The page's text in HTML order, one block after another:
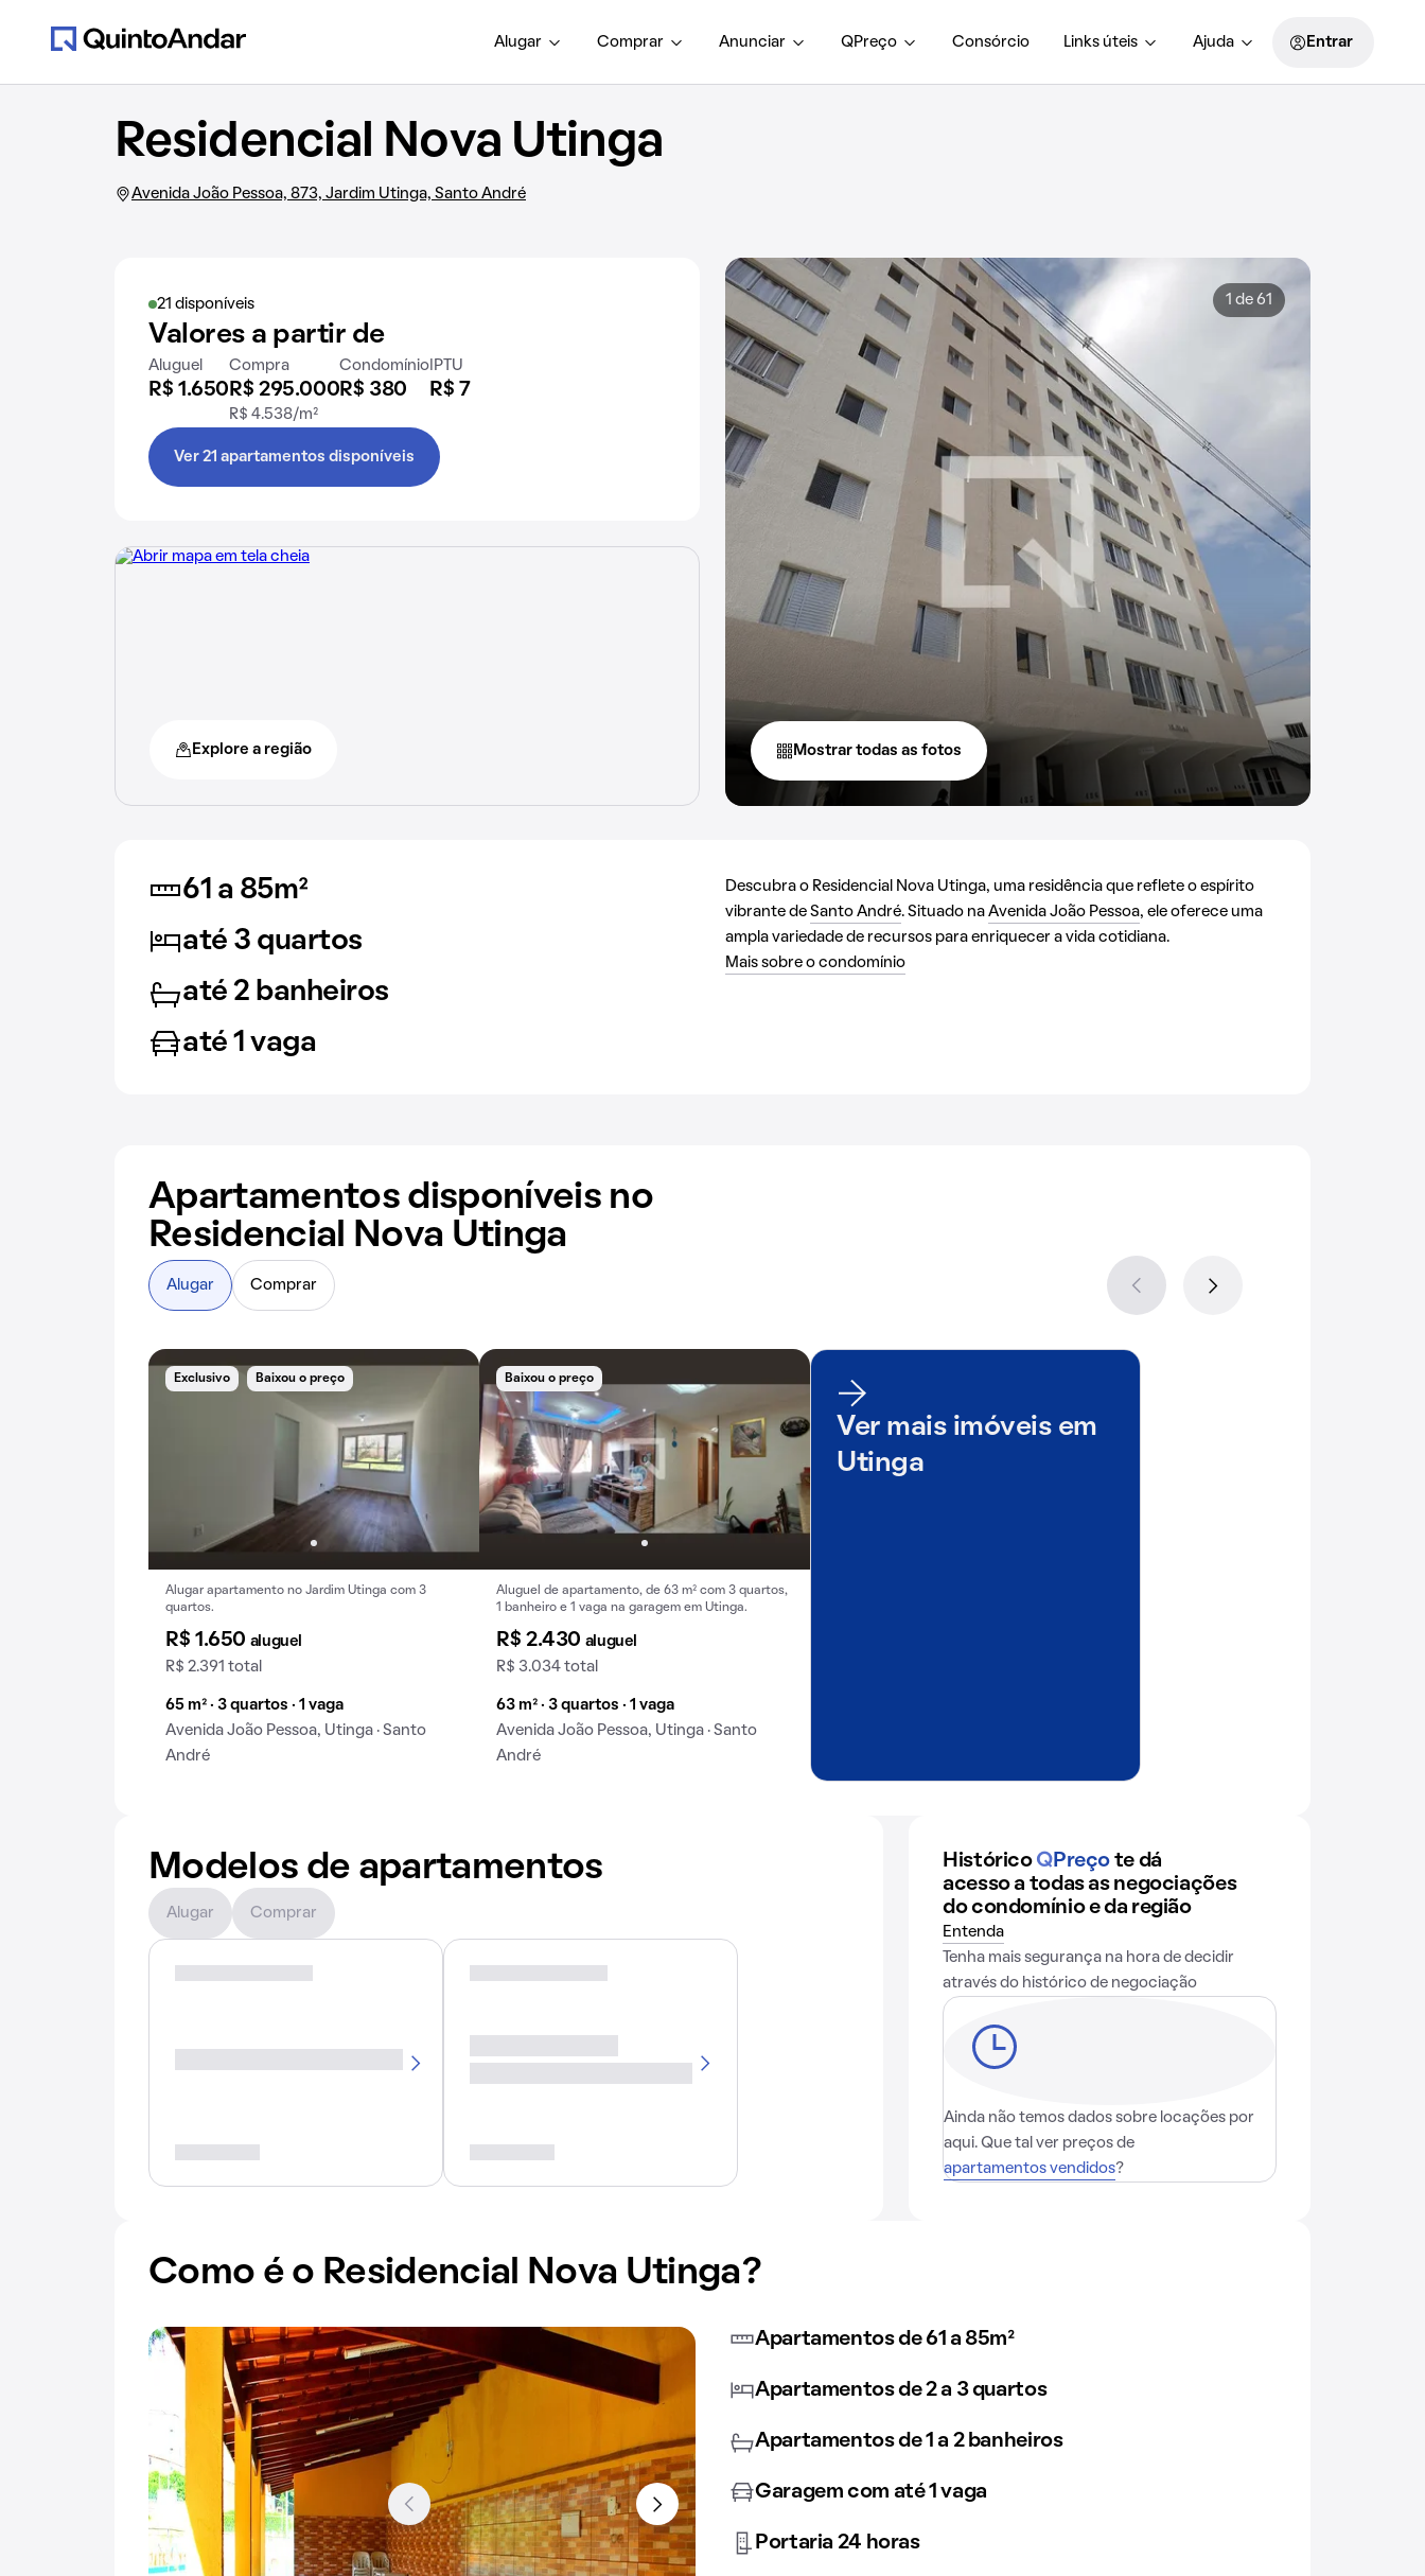
Alugar Comprar Anunciar QPreço Consórcio Links úteis Ajuda Entrar
Residencial Nova Utinga
Avenida João Pessoa, 873, Jardim Utinga, Santo André
21 disponíveis
Valores a partir de
Aluguel
R$ 1.650
Compra
R$ 295.000
R$ 4.538/m²
Condomínio
R$ 380
IPTU
R$ 7
Ver 21 apartamentos disponíveis
Explore a região
1 de 61
Mostrar todas as fotos
61 a 85m²
até 3 quartos
até 2 banheiros
até 1 vaga
Descubra o Residencial Nova Utinga, uma residência que reflete o espírito
vibrante de Santo André. Situado na Avenida João Pessoa, ele oferece uma
ampla variedade de recursos para enriquecer a vida cotidiana.
Mais sobre o condomínio
Apartamentos disponíveis no
Residencial Nova Utinga
Exclusivo Baixou o preço
Alugar apartamento no Jardim Utinga com 3
quartos.
R$ 1.650 aluguel
R$ 2.391 total
65 m² · 3 quartos · 1 vaga
Avenida João Pessoa, Utinga · Santo
André
Baixou o preço
Aluguel de apartamento, de 63 m² com 3 quartos,
1 banheiro e 1 vaga na garagem em Utinga.
R$ 2.430 aluguel
R$ 3.034 total
63 m² · 3 quartos · 1 vaga
Avenida João Pessoa, Utinga · Santo
André
Ver mais imóveis em
Utinga
Alugar Comprar
Modelos de apartamentos
Alugar Comprar
Histórico QPreço te dá
acesso a todas as negociações
do condomínio e da região
Entenda
Tenha mais segurança na hora de decidir
através do histórico de negociação
Ainda não temos dados sobre locações por
aqui. Que tal ver preços de
apartamentos vendidos?
Como é o Residencial Nova Utinga?
Apartamentos de 61 a 85m²
Apartamentos de 2 a 3 quartos
Apartamentos de 1 a 2 banheiros
Garagem com até 1 vaga
Portaria 24 horas